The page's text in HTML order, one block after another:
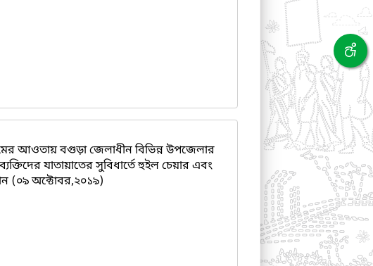
আওতায় বগুড়া জেলাধীন বিভিন্ন উপজেলার
যাতায়াতের সুবিধার্তে হুইল চেয়ার এবং
(০৯ অক্টোবর,২০১৯)